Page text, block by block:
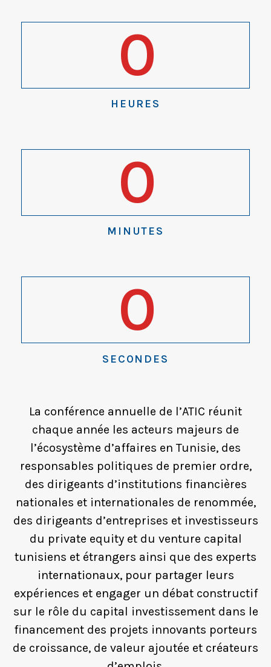
0
HEURES
0
MINUTES
0
SECONDES
La conférence annuelle de l’ATIC réunit
chaque année les acteurs majeurs de
l’écosystème d’affaires en Tunisie, des
responsables politiques de premier ordre,
des dirigeants d’institutions financières
nationales et internationales de renommée,
des dirigeants d’entreprises et investisseurs
du private equity et du venture capital
tunisiens et étrangers ainsi que des experts
internationaux, pour partager leurs
expériences et engager un débat constructif
sur le rôle du capital investissement dans le
financement des projets innovants porteurs
de croissance, de valeur ajoutée et créateurs